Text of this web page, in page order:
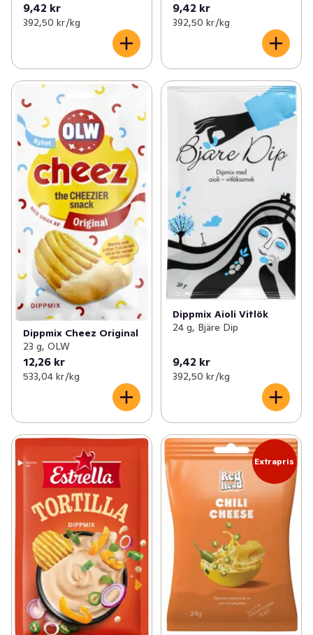
9,42 kr
392,50 kr /kg
9,42 kr
392,50 kr /kg
Dippmix Cheez Original
23 g, OLW
12,26 kr
533,04 kr /kg
Dippmix Aioli Vitlök
24 g, Bjäre Dip
9,42 kr
392,50 kr /kg
Extrapris